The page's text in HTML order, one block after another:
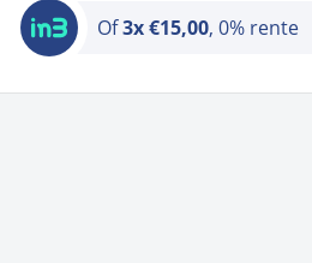
Of3x €15,00, 0% rente